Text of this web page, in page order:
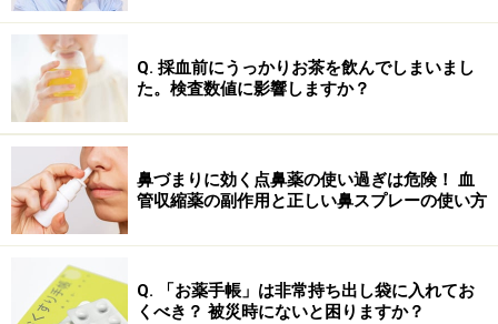
ニキビのせいで気分も上がらない。
市販で売られているニキビ治療薬の外用薬の成分は、
殺菌成分：イソプロピルメチルフェノール、エタノ
ール、レゾルシン、グルコン酸クロルヘキシジン
消炎成分：イブプロフェンピコノール、グリチルリ
チン酸二カリウム、グリチルレチン酸?
角質軟化成分：
血行改善成分：トコフェロール酢酸エステル?
Q. 採血前にうっかりお茶を飲んでしまいまし
た。検査数値に影響しますか？
鼻づまりに効く点鼻薬の使い過ぎは危険！ 血
管収縮薬の副作用と正しい鼻スプレーの使い方
Q. 「お薬手帳」は非常持ち出し袋に入れてお
くべき？ 被災時にないと困りますか？